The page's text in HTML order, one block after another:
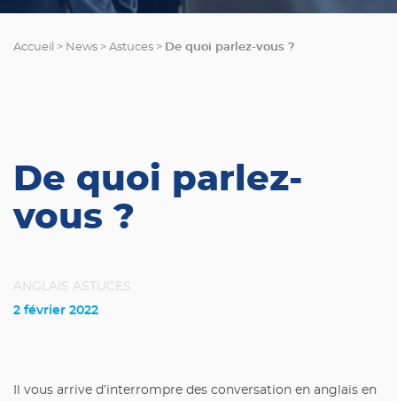
Accueil > News > Astuces > De quoi parlez-vous ?
De quoi parlez-
vous ?
ANGLAIS ASTUCES
2 février 2022
Il vous arrive d’interrompre des conversation en anglais en